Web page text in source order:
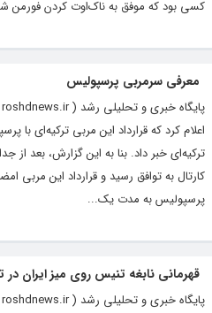
کسی بود که موفق به ناک‌اوت کردن فورمن
معرفی سرمربی پرسپولیس
اعلام کرد که قرارداد این مربی ترکیه‌ای
ترکیه‌ای خبر داد. بنا به این گزارش، بعد
کارتال به توافق رسید و قرارداد این مربی
پرسپولیس به مدت یک...
قهرمانی نابغه تنیس روی میز ایران